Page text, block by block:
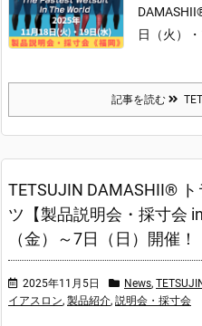
日（火）
記事を読む
TETSUJIN DAMASHII®
ツ【製品説明会・採寸会
（金）～7日（日）開催！
2025年11月5日 News,
イアスロン, 製品紹介, 説明会・採寸会